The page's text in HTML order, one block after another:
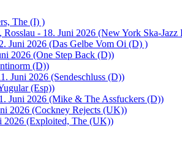
The (I) )
- 18. Juni 2026 (New York Ska-
Juni 2026 (Das Gelbe Vom Oi (D) )
2026 (One Step Back (D))
(D))
Juni 2026 (Sendeschluss (D))
(Esp))
Juni 2026 (Mike & The Assfuckers (D))
2026 (Cockney Rejects (UK))
2026 (Exploited, The (UK))